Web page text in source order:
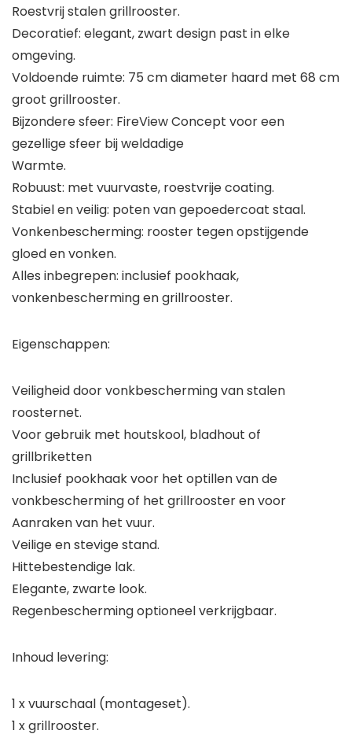
Roestvrij stalen grillrooster.
Decoratief: elegant, zwart design past in elke
omgeving.
Voldoende ruimte: 75 cm diameter haard met 68 cm
groot grillrooster.
Bijzondere sfeer: FireView Concept voor een
gezellige sfeer bij weldadige
Warmte.
Robuust: met vuurvaste, roestvrije coating.
Stabiel en veilig: poten van gepoedercoat staal.
Vonkenbescherming: rooster tegen opstijgende
gloed en vonken.
Alles inbegrepen: inclusief pookhaak,
vonkenbescherming en grillrooster.
Eigenschappen:
Veiligheid door vonkbescherming van stalen
roosternet.
Voor gebruik met houtskool, bladhout of
grillbriketten
Inclusief pookhaak voor het optillen van de
vonkbescherming of het grillrooster en voor
Aanraken van het vuur.
Veilige en stevige stand.
Hittebestendige lak.
Elegante, zwarte look.
Regenbescherming optioneel verkrijgbaar.
Inhoud levering:
1 x vuurschaal (montageset).
1 x grillrooster.